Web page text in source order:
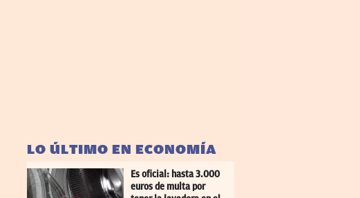
LO ÚLTIMO EN ECONOMÍA
Es oficial: hasta 3.000
euros de multa por